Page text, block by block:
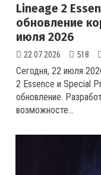
Lineage 2
обновление
июля 2026
22.07.2026 518
Сегодня, 22 июля
2 Essence и Special
обновление.
возможносте...